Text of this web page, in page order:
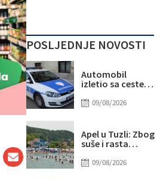
POSLJEDNJE NOVOSTI
Automobil
izletio sa ceste,
godišnji mladić
09/08/2026
Apel u Tuzli: Zbog
suše i rasta
ugroženo
09/08/2026